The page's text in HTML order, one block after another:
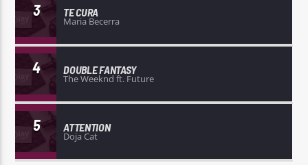
3 TE CURA
Maria Becerra
4 DOUBLE FANTASY
The Weeknd ft. Future
5 ATTENTION
Doja Cat